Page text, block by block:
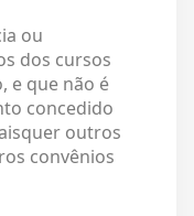
ou
dos cursos
e que não é
concedido
outros
convênios